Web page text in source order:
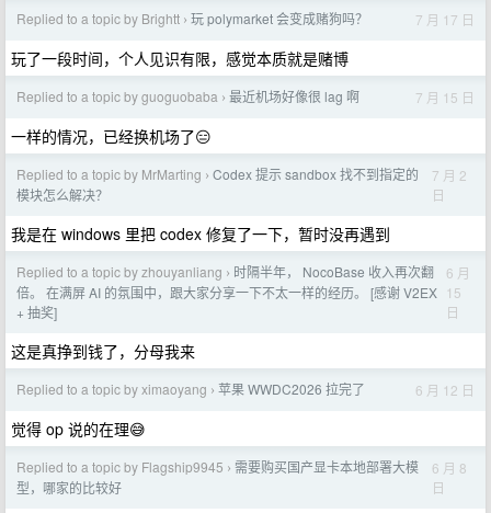
Replied to a topic by Brightt › 玩 polymarket 会变成赌狗吗？ 7 月 17 日
玩了一段时间，个人见识有限，感觉本质就是赌博
Replied to a topic by guoguobaba › 最近机场好像很 lag 啊 7 月 15 日
一样的情况，已经换机场了😑
Replied to a topic by MrMarting › Codex 提示 sandbox 找不到指定的
模块怎么解决？
7 月 2
日
我是在 windows 里把 codex 修复了一下，暂时没再遇到
Replied to a topic by zhouyanliang › 时隔半年， NocoBase 收入再次翻
倍。 在满屏 AI 的氛围中，跟大家分享一下不太一样的经历。 [感谢 V2EX
+ 抽奖]
6 月
15
日
这是真挣到钱了，分母我来
Replied to a topic by ximaoyang › 苹果 WWDC2026 拉完了 6 月 12 日
觉得 op 说的在理😅
Replied to a topic by Flagship9945 › 需要购买国产显卡本地部署大模
型，哪家的比较好
6 月 8
日